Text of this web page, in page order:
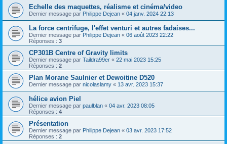
Echelle des maquettes, réalisme et cinéma/video
Dernier message par Philippe Dejean « 04 janv. 2024 22:13
La force centrifuge, l'effet venturi et autres fadaises...
Dernier message par Philippe Dejean « 06 août 2023 22:22
Réponses : 3
CP301B Centre of Gravity limits
Dernier message par Taildra99er « 22 mai 2023 15:25
Réponses : 2
Plan Morane Saulnier et Dewoitine D520
Dernier message par nicolaslamy « 13 avr. 2023 15:37
hélice avion Piel
Dernier message par paulblan « 04 avr. 2023 08:05
Réponses : 4
Présentation
Dernier message par Philippe Dejean « 03 avr. 2023 17:52
Réponses : 2